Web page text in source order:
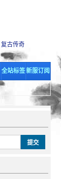
复古传奇
全站标签新服订阅